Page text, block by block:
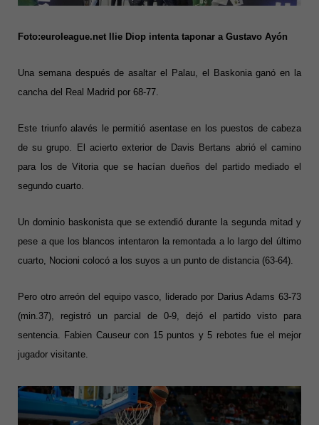
Foto:euroleague.net Ilie Diop intenta taponar a Gustavo Ayón
Una semana después de asaltar el Palau, el Baskonia ganó en la
cancha del Real Madrid por 68-77.
Este triunfo alavés le permitió asentase en los puestos de cabeza
de su grupo. El acierto exterior de Davis Bertans abrió el camino
para los de Vitoria que se hacían dueños del partido mediado el
segundo cuarto.
Un dominio baskonista que se extendió durante la segunda mitad y
pese a que los blancos intentaron la remontada a lo largo del último
cuarto, Nocioni colocó a los suyos a un punto de distancia (63-64).
Pero otro arreón del equipo vasco, liderado por Darius Adams 63-73
(min.37), registró un parcial de 0-9, dejó el partido visto para
sentencia. Fabien Causeur con 15 puntos y 5 rebotes fue el mejor
jugador visitante.